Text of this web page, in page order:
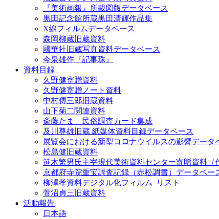
『美術画報』所載図版データベース
黒田記念館所蔵黒田清輝作品集
X線フィルムデータベース
森岡柳蔵旧蔵資料
國華社旧蔵写真資料データベース
今泉雄作『記事珠』
資料目録
久野健寄贈資料
久野健寄贈ノート資料
中村傳三郎旧蔵資料
山下菊二関連資料
斎藤たま 民俗調査カード集成
及川尊雄旧蔵 紙媒体資料目録データベース
展覧会における新型コロナウイルスの影響データ
松島健旧蔵資料
笹木繁男氏主宰現代美術資料センター寄贈資料（
京都府寺院重宝調査記録（赤松調書）データベー
柳澤孝資料デジタル化フィルム_リスト
菅沼貞三旧蔵資料
活動報告
日本語